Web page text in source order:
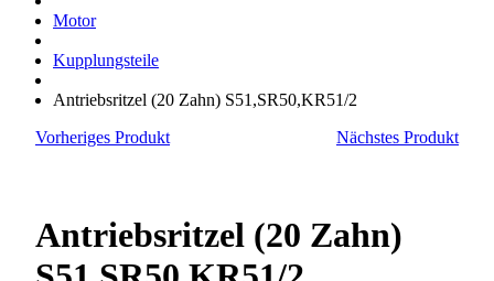
Motor
Kupplungsteile
Antriebsritzel (20 Zahn) S51,SR50,KR51/2
Vorheriges Produkt
Nächstes Produkt
Antriebsritzel (20 Zahn)